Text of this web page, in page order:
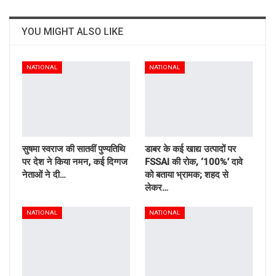
YOU MIGHT ALSO LIKE
NATIONAL
सुषमा स्वराज की सातवीं पुण्यतिथि
पर देश ने किया नमन, कई दिग्गज
नेताओं ने दी…
NATIONAL
डाबर के कई खाद्य उत्पादों पर
FSSAI की रोक, ‘100%’ दावे
को बताया भ्रामक; शहद से
लेकर…
NATIONAL NATIONAL